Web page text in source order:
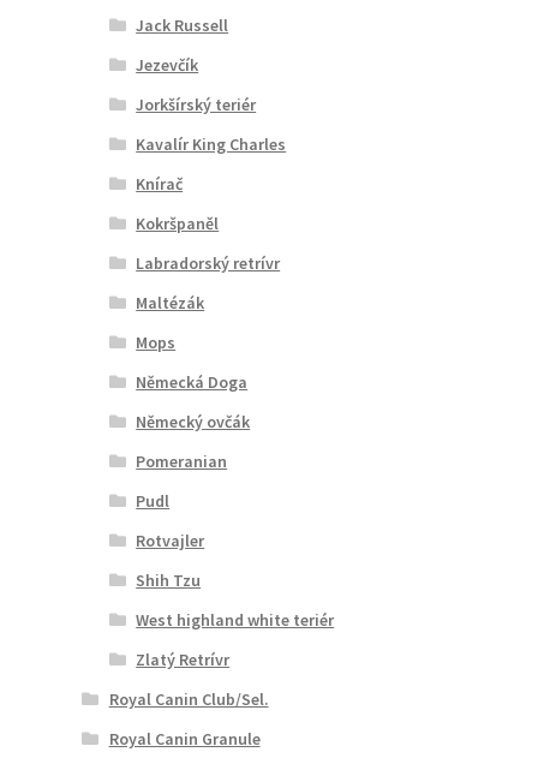
Jack Russell
Jezevčík
Jorkšírský teriér
Kavalír King Charles
Knírač
Kokršpaněl
Labradorský retrívr
Maltézák
Mops
Německá Doga
Německý ovčák
Pomeranian
Pudl
Rotvajler
Shih Tzu
West highland white teriér
Zlatý Retrívr
Royal Canin Club/Sel.
Royal Canin Granule